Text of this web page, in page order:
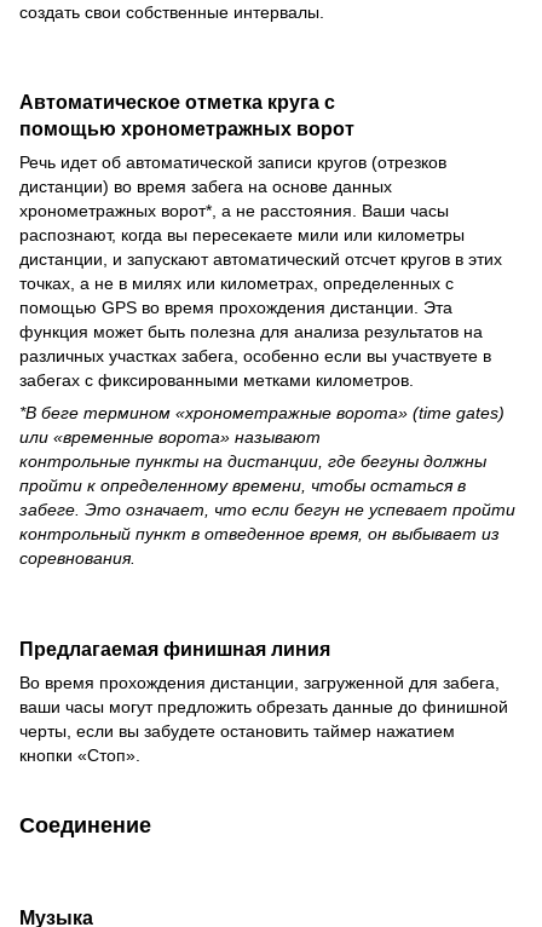
создать свои собственные интервалы.
Автоматическое отметка круга с
помощью хронометражных ворот
Речь идет об автоматической записи кругов (отрезков
дистанции) во время забега на основе данных
хронометражных ворот*, а не расстояния. Ваши часы
распознают, когда вы пересекаете мили или километры
дистанции, и запускают автоматический отсчет кругов в этих
точках, а не в милях или километрах, определенных с
помощью GPS во время прохождения дистанции. Эта
функция может быть полезна для анализа результатов на
различных участках забега, особенно если вы участвуете в
забегах с фиксированными метками километров.
*В беге термином «хронометражные ворота» (time gates)
или «временные ворота» называют
контрольные пункты на дистанции, где бегуны должны
пройти к определенному времени, чтобы остаться в
забеге. Это означает, что если бегун не успевает пройти
контрольный пункт в отведенное время, он выбывает из
соревнования.
Предлагаемая финишная линия
Во время прохождения дистанции, загруженной для забега,
ваши часы могут предложить обрезать данные до финишной
черты, если вы забудете остановить таймер нажатием
кнопки «Стоп».
Соединение
Музыка